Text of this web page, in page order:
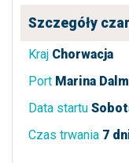
Szczegóły
Kraj Chorwacja
Port Marina
Data startu
Czas trwania 7